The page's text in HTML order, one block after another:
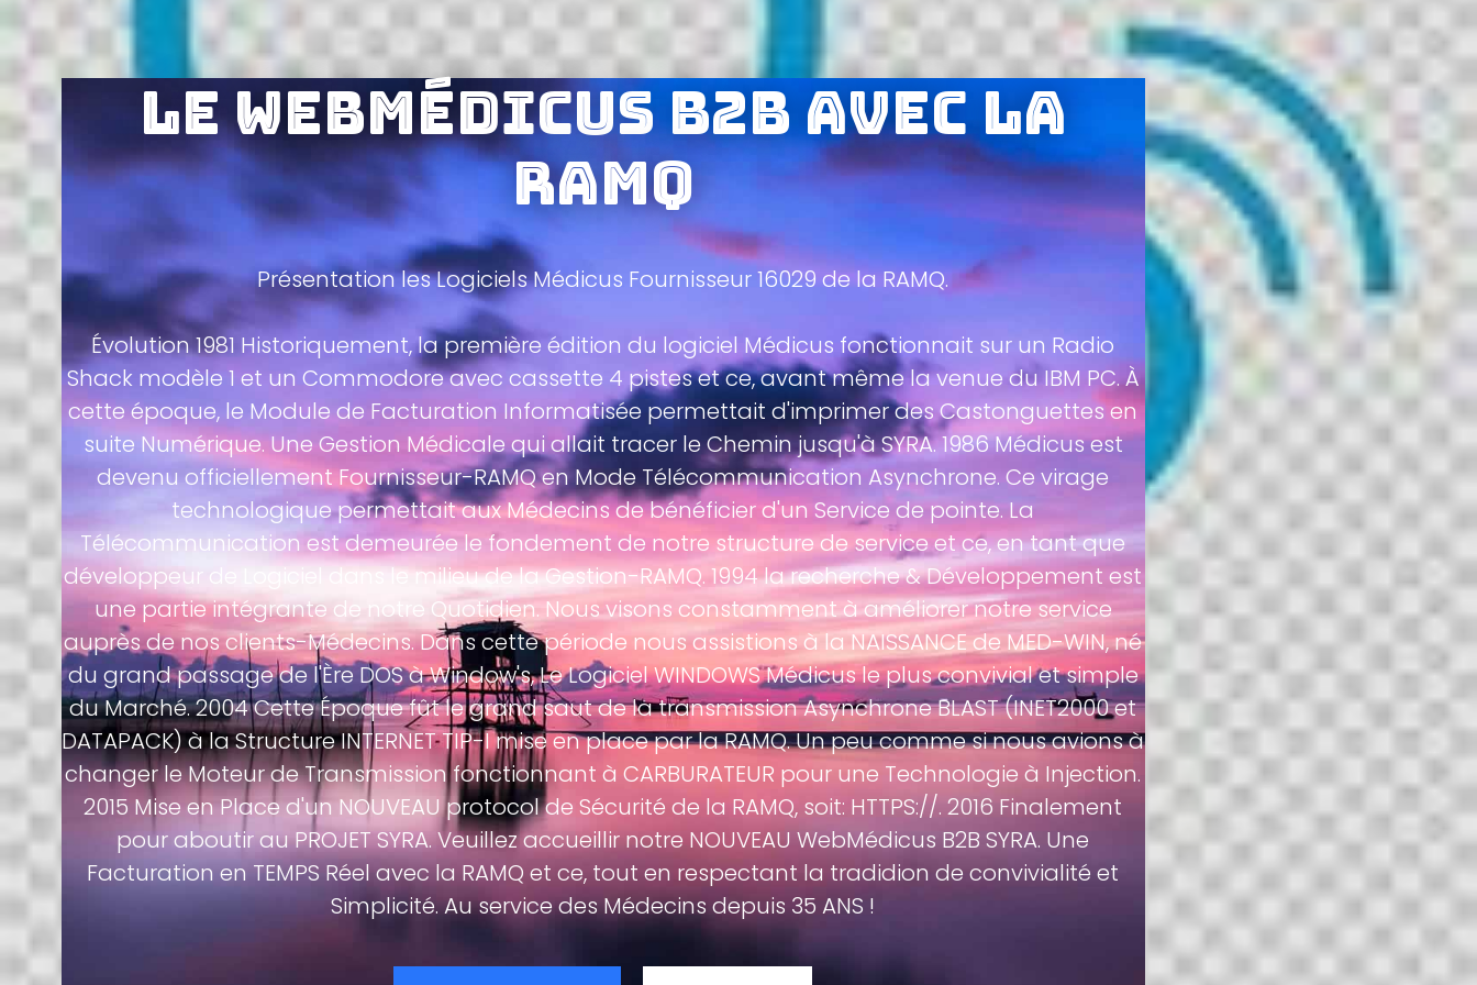
Le WebMédicus B2B avec la
RAMQ
Présentation les Logiciels Médicus Fournisseur 16029 de la RAMQ.
Évolution 1981 Historiquement, la première édition du logiciel Médicus fonctionnait sur un Radio
Shack modèle 1 et un Commodore avec cassette 4 pistes et ce, avant même la venue du IBM PC. À
cette époque, le Module de Facturation Informatisée permettait d'imprimer des Castonguettes en
suite Numérique. Une Gestion Médicale qui allait tracer le Chemin jusqu'à SYRA. 1986 Médicus est
devenu officiellement Fournisseur-RAMQ en Mode Télécommunication Asynchrone. Ce virage
technologique permettait aux Médecins de bénéficier d'un Service de pointe. La
Télécommunication est demeurée le fondement de notre structure de service et ce, en tant que
développeur de Logiciel dans le milieu de la Gestion-RAMQ. 1994 la recherche & Développement est
une partie intégrante de notre Quotidien. Nous visons constamment à améliorer notre service
auprès de nos clients-Médecins. Dans cette période nous assistions à la NAISSANCE de MED-WIN, né
du grand passage de l'Ère DOS à Window's, Le Logiciel WINDOWS Médicus le plus convivial et simple
du Marché. 2004 Cette Époque fût le grand saut de la transmission Asynchrone BLAST (INET2000 et
DATAPACK) à la Structure INTERNET TIP-I mise en place par la RAMQ. Un peu comme si nous avions à
changer le Moteur de Transmission fonctionnant à CARBURATEUR pour une Technologie à Injection.
2015 Mise en Place d'un NOUVEAU protocol de Sécurité de la RAMQ, soit: HTTPS://. 2016 Finalement
pour aboutir au PROJET SYRA. Veuillez accueillir notre NOUVEAU WebMédicus B2B SYRA. Une
Facturation en TEMPS Réel avec la RAMQ et ce, tout en respectant la tradidion de convivialité et
Simplicité. Au service des Médecins depuis 35 ANS !